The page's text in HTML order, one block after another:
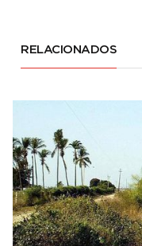
RELACIONADOS